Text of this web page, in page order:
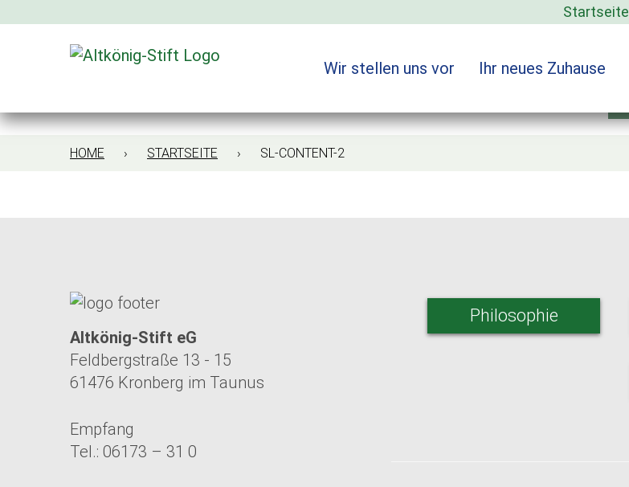
Startseite
Wir stellen uns vor Ihr neues Zuhause
HOME › STARTSEITE › SL-CONTENT-2
Altkönig-Stift eG
Feldbergstraße 13 - 15
61476 Kronberg im Taunus
Empfang
Tel.: 06173 – 31 0
Philosophie